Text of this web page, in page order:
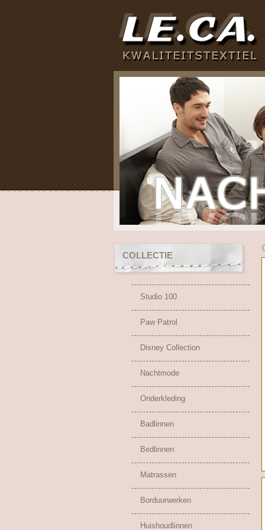
COLLECTIE
Studio 100
Paw Patrol
Disney Collection
Nachtmode
Onderkleding
Badlinnen
Bedlinnen
Matrassen
Borduurwerken
Huishoudlinnen